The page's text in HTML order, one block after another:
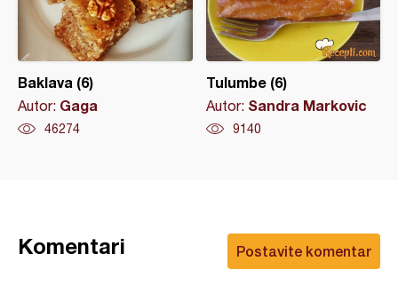
Baklava (6)
Autor: Gaga
46274
Tulumbe (6)
Autor: Sandra Markovic
9140
Postavite komentar
Komentari